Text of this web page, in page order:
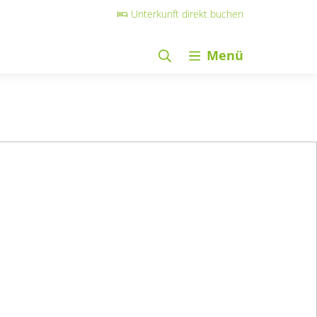
Unterkunft direkt buchen
Menü